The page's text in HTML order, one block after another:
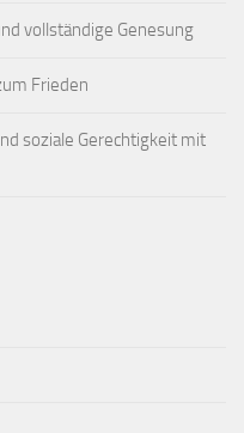
vollständige Genesung
Frieden
soziale Gerechtigkeit mit